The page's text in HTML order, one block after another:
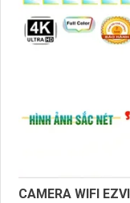
CAMERA WIFI